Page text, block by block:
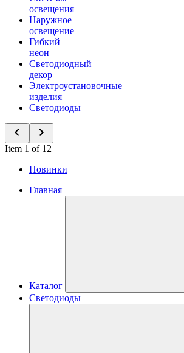
освещения
Наружное
освещение
Гибкий
неон
Светодиодный
декор
Электроустановочные
изделия
Светодиоды
Item 1 of 12
Новинки
Главная
Каталог
Светодиоды